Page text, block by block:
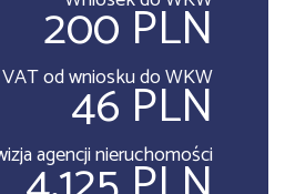
200 PLN
VAT od wniosku do WKW
46 PLN
agencji nieruchomości